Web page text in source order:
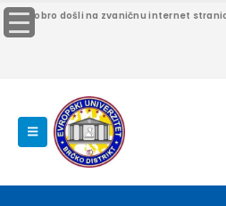
Dobro došli na zvaničnu internet